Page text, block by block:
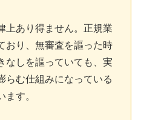
上あり得ません。正規業
おり、無審査を謳った時
なしを謳っていても、実
らむ仕組みになっている
す。